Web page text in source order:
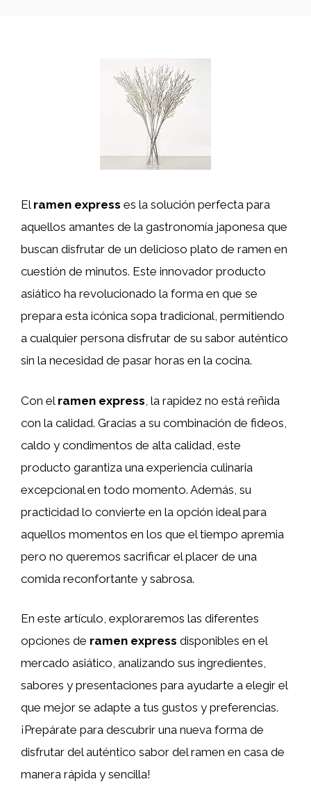
El ramen express es la solución perfecta para
aquellos amantes de la gastronomía japonesa que
buscan disfrutar de un delicioso plato de ramen en
cuestión de minutos. Este innovador producto
asiático ha revolucionado la forma en que se
prepara esta icónica sopa tradicional, permitiendo
a cualquier persona disfrutar de su sabor auténtico
sin la necesidad de pasar horas en la cocina.
Con el ramen express , la rapidez no está reñida
con la calidad. Gracias a su combinación de fideos,
caldo y condimentos de alta calidad, este
producto garantiza una experiencia culinaria
excepcional en todo momento. Además, su
practicidad lo convierte en la opción ideal para
aquellos momentos en los que el tiempo apremia
pero no queremos sacrificar el placer de una
comida reconfortante y sabrosa.
En este artículo, exploraremos las diferentes
opciones de ramen express disponibles en el
mercado asiático, analizando sus ingredientes,
sabores y presentaciones para ayudarte a elegir el
que mejor se adapte a tus gustos y preferencias.
¡Prepárate para descubrir una nueva forma de
disfrutar del auténtico sabor del ramen en casa de
manera rápida y sencilla!